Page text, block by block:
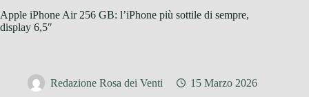
Apple iPhone Air 256 GB: l’iPhone più sottile di sempre,
display 6,5″
Redazione Rosa dei Venti 15 Marzo 2026